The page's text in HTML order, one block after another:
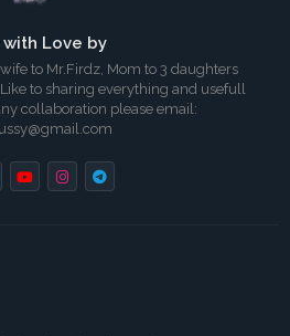
with Love by
to Mr.Firdz, Mom to 3 daughters
to sharing everything and usefull
collaboration please email: